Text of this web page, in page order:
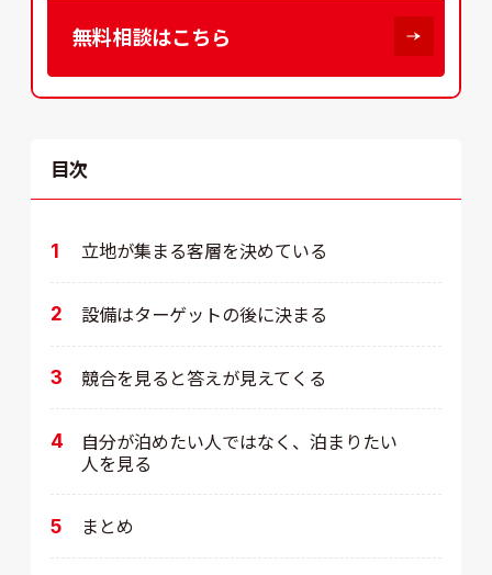
無料相談はこちら
目次
立地が集まる客層を決めている
設備はターゲットの後に決まる
競合を見ると答えが見えてくる
自分が泊めたい人ではなく、泊まりたい
人を見る
まとめ